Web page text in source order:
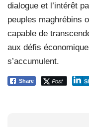
dialogue et l’intérêt
peuples maghrébins
capable de
aux défis
s’accumulent.
Share Post